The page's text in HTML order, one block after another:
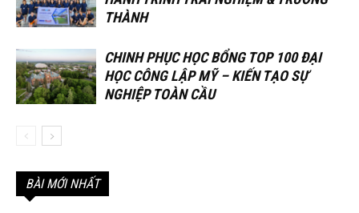
THÀNH
CHINH PHỤC HỌC BỔNG TOP 100 ĐẠI
HỌC CÔNG LẬP MỸ – KIẾN TẠO SỰ
NGHIỆP TOÀN CẦU
BÀI MỚI NHẤT